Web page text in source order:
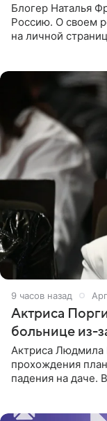
Блогер Наталья
Россию. О своем
на личной
9 часов назад
Актриса
больнице из-
Актриса Людмила
прохождения
падения на даче.